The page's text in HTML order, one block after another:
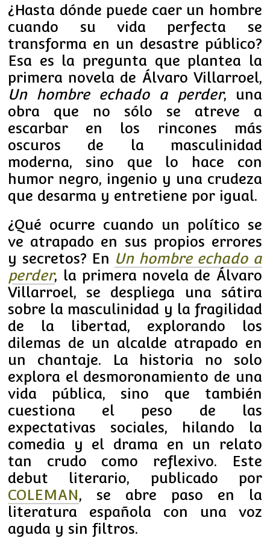
¿Hasta dónde puede caer un hombre
cuando su vida perfecta se
transforma en un desastre público?
Esa es la pregunta que plantea la
primera novela de Álvaro Villarroel,
Un hombre echado a perder, una
obra que no sólo se atreve a
escarbar en los rincones más
oscuros de la masculinidad
moderna, sino que lo hace con
humor negro, ingenio y una crudeza
que desarma y entretiene por igual.
¿Qué ocurre cuando un político se
ve atrapado en sus propios errores
y secretos? En Un hombre echado a
perder, la primera novela de Álvaro
Villarroel, se despliega una sátira
sobre la masculinidad y la fragilidad
de la libertad, explorando los
dilemas de un alcalde atrapado en
un chantaje. La historia no solo
explora el desmoronamiento de una
vida pública, sino que también
cuestiona el peso de las
expectativas sociales, hilando la
comedia y el drama en un relato
tan crudo como reflexivo. Este
debut literario, publicado por
COLEMAN, se abre paso en la
literatura española con una voz
aguda y sin filtros.